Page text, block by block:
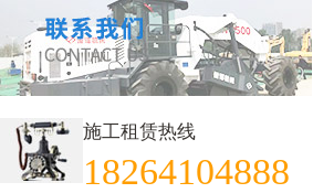
施工租赁热线
18264104888